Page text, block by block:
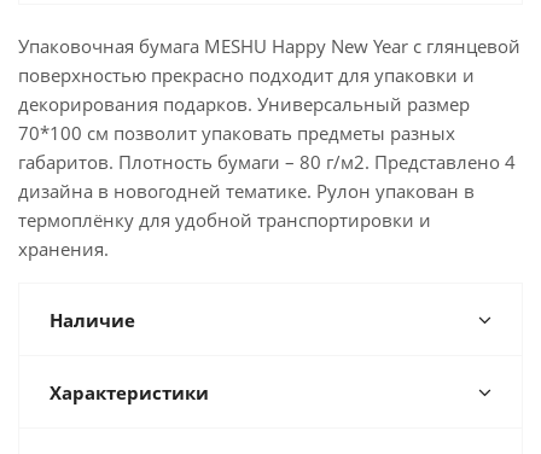
Упаковочная бумага MESHU Happy New Year с глянцевой
поверхностью прекрасно подходит для упаковки и
декорирования подарков. Универсальный размер
70*100 см позволит упаковать предметы разных
габаритов. Плотность бумаги – 80 г/м2. Представлено 4
дизайна в новогодней тематике. Рулон упакован в
термоплёнку для удобной транспортировки и
хранения.
Наличие
Характеристики